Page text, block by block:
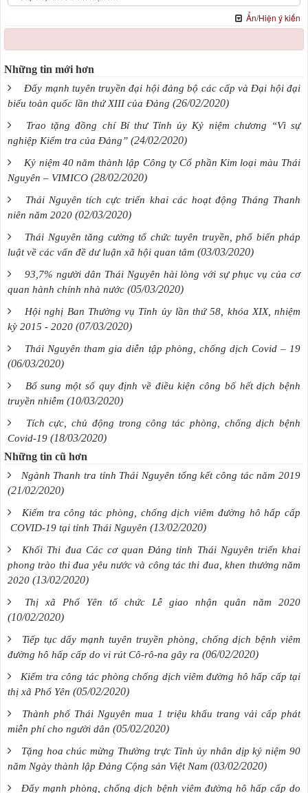
Ẩn/Hiện ý kiến
Những tin mới hơn
Đẩy mạnh tuyên truyền đại hội đảng bộ các cấp và Đại hội đại
biểu toàn quốc lần thứ XIII của Đảng (26/02/2020)
Trao tặng đồng chí Bí thư Tỉnh ủy Kỷ niệm chương “Vì sự
nghiệp Kiểm tra của Đảng” (24/02/2020)
Kỷ niệm 40 năm thành lập Công ty Cổ phần Kim loại màu Thái
Nguyên – VIMICO (28/02/2020)
Thái Nguyên tích cực triển khai các hoạt động Tháng Thanh
niên năm 2020 (02/03/2020)
Thái Nguyên tăng cường tổ chức tuyên truyền, phổ biến pháp
luật về các vấn đề dư luận xã hội quan tâm (03/03/2020)
93,7% người dân Thái Nguyên hài lòng với sự phục vụ của cơ
quan hành chính nhà nước (05/03/2020)
Hội nghị Ban Thường vụ Tỉnh ủy lần thứ 58, khóa XIX, nhiệm
kỳ 2015 - 2020 (07/03/2020)
Thái Nguyên tham gia diễn tập phòng, chống dịch Covid – 19
(06/03/2020)
Bổ sung một số quy định về điều kiện công bố hết dịch bệnh
truyền nhiễm (10/03/2020)
Tích cực, chủ động trong công tác phòng, chống dịch bệnh
Covid-19 (18/03/2020)
Những tin cũ hơn
Ngành Thanh tra tỉnh Thái Nguyên tổng kết công tác năm 2019
(21/02/2020)
Kiểm tra công tác phòng, chống dịch viêm đường hô hấp cấp
COVID-19 tại tỉnh Thái Nguyên (13/02/2020)
Khối Thi đua Các cơ quan Đảng tỉnh Thái Nguyên triển khai
phong trào thi đua yêu nước và công tác thi đua, khen thưởng năm
2020 (13/02/2020)
Thị xã Phổ Yên tổ chức Lễ giao nhận quân năm 2020
(10/02/2020)
Tiếp tục dẩy mạnh tuyên truyền phòng, chống dịch bệnh viêm
đường hô hấp cấp do vi rút Cô-rô-na gây ra (06/02/2020)
Kiểm tra công tác phòng chống dịch viêm đường hô hấp cấp tại
thị xã Phổ Yên (05/02/2020)
Thành phố Thái Nguyên mua 1 triệu khẩu trang vải cấp phát
miễn phí cho người dân (05/02/2020)
Tặng hoa chúc mừng Thường trực Tỉnh ủy nhân dịp kỷ niệm 90
năm Ngày thành lập Đảng Cộng sản Việt Nam (03/02/2020)
Đẩy mạnh phòng, chống dịch bệnh viêm đường hô hấp cấp do